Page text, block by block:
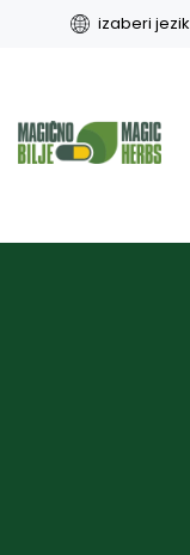
izaberi jezik